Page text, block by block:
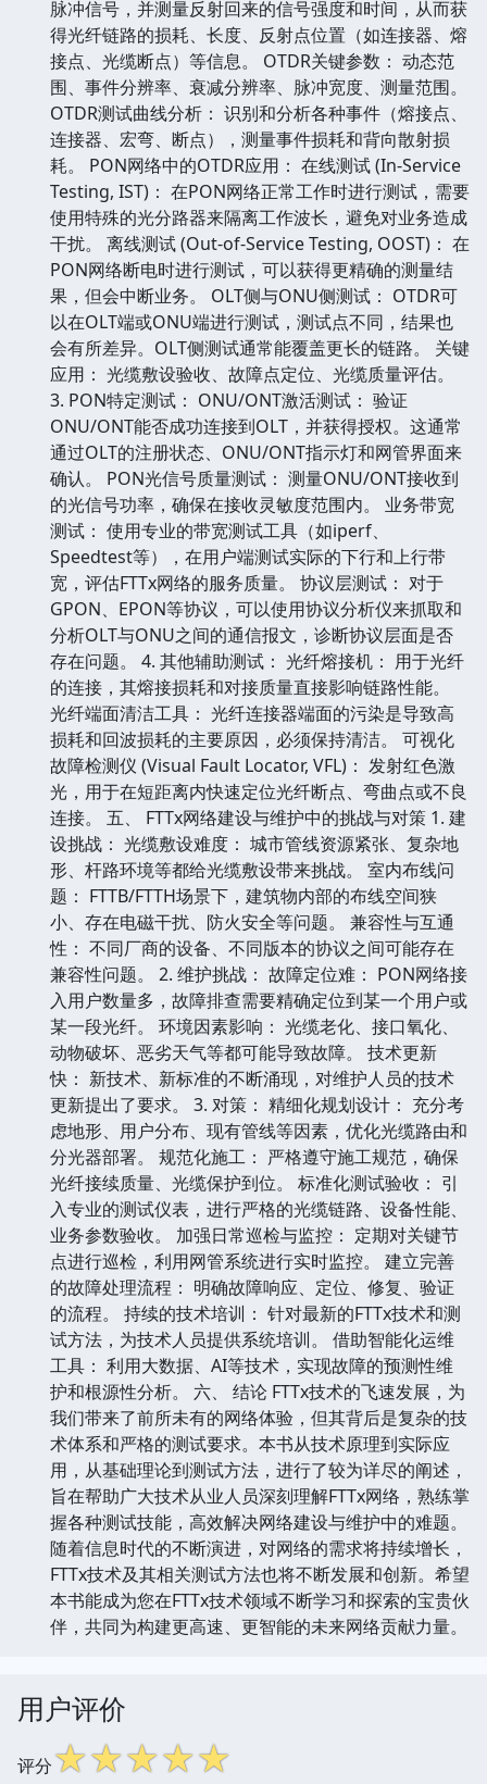
脉冲信号，并测量反射回来的信号强度和时间，从而获
得光纤链路的损耗、长度、反射点位置（如连接器、熔
接点、光缆断点）等信息。 OTDR关键参数： 动态范
围、事件分辨率、衰减分辨率、脉冲宽度、测量范围。
OTDR测试曲线分析： 识别和分析各种事件（熔接点、
连接器、宏弯、断点），测量事件损耗和背向散射损
耗。 PON网络中的OTDR应用： 在线测试 (In-Service
Testing, IST)： 在PON网络正常工作时进行测试，需要
使用特殊的光分路器来隔离工作波长，避免对业务造成
干扰。 离线测试 (Out-of-Service Testing, OOST)： 在
PON网络断电时进行测试，可以获得更精确的测量结
果，但会中断业务。 OLT侧与ONU侧测试： OTDR可
以在OLT端或ONU端进行测试，测试点不同，结果也
会有所差异。OLT侧测试通常能覆盖更长的链路。 关键
应用： 光缆敷设验收、故障点定位、光缆质量评估。
3. PON特定测试： ONU/ONT激活测试： 验证
ONU/ONT能否成功连接到OLT，并获得授权。这通常
通过OLT的注册状态、ONU/ONT指示灯和网管界面来
确认。 PON光信号质量测试： 测量ONU/ONT接收到
的光信号功率，确保在接收灵敏度范围内。 业务带宽
测试： 使用专业的带宽测试工具（如iperf、
Speedtest等），在用户端测试实际的下行和上行带
宽，评估FTTx网络的服务质量。 协议层测试： 对于
GPON、EPON等协议，可以使用协议分析仪来抓取和
分析OLT与ONU之间的通信报文，诊断协议层面是否
存在问题。 4. 其他辅助测试： 光纤熔接机： 用于光纤
的连接，其熔接损耗和对接质量直接影响链路性能。
光纤端面清洁工具： 光纤连接器端面的污染是导致高
损耗和回波损耗的主要原因，必须保持清洁。 可视化
故障检测仪 (Visual Fault Locator, VFL)： 发射红色激
光，用于在短距离内快速定位光纤断点、弯曲点或不良
连接。 五、 FTTx网络建设与维护中的挑战与对策 1. 建
设挑战： 光缆敷设难度： 城市管线资源紧张、复杂地
形、杆路环境等都给光缆敷设带来挑战。 室内布线问
题： FTTB/FTTH场景下，建筑物内部的布线空间狭
小、存在电磁干扰、防火安全等问题。 兼容性与互通
性： 不同厂商的设备、不同版本的协议之间可能存在
兼容性问题。 2. 维护挑战： 故障定位难： PON网络接
入用户数量多，故障排查需要精确定位到某一个用户或
某一段光纤。 环境因素影响： 光缆老化、接口氧化、
动物破坏、恶劣天气等都可能导致故障。 技术更新
快： 新技术、新标准的不断涌现，对维护人员的技术
更新提出了要求。 3. 对策： 精细化规划设计： 充分考
虑地形、用户分布、现有管线等因素，优化光缆路由和
分光器部署。 规范化施工： 严格遵守施工规范，确保
光纤接续质量、光缆保护到位。 标准化测试验收： 引
入专业的测试仪表，进行严格的光缆链路、设备性能、
业务参数验收。 加强日常巡检与监控： 定期对关键节
点进行巡检，利用网管系统进行实时监控。 建立完善
的故障处理流程： 明确故障响应、定位、修复、验证
的流程。 持续的技术培训： 针对最新的FTTx技术和测
试方法，为技术人员提供系统培训。 借助智能化运维
工具： 利用大数据、AI等技术，实现故障的预测性维
护和根源性分析。 六、 结论 FTTx技术的飞速发展，为
我们带来了前所未有的网络体验，但其背后是复杂的技
术体系和严格的测试要求。本书从技术原理到实际应
用，从基础理论到测试方法，进行了较为详尽的阐述，
旨在帮助广大技术从业人员深刻理解FTTx网络，熟练掌
握各种测试技能，高效解决网络建设与维护中的难题。
随着信息时代的不断演进，对网络的需求将持续增长，
FTTx技术及其相关测试方法也将不断发展和创新。希望
本书能成为您在FTTx技术领域不断学习和探索的宝贵伙
伴，共同为构建更高速、更智能的未来网络贡献力量。
用户评价
评分☆☆☆☆☆